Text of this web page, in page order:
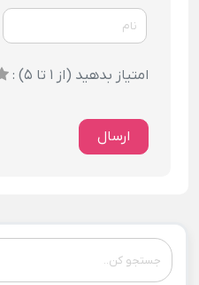
امتیاز بدهید (از 1 تا 5) :
ارسال